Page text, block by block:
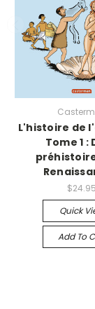
L'histoire de
Tome 1 :
$24.95
Quick
Add To